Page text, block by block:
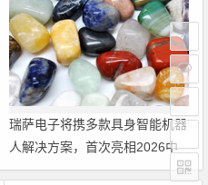
瑞萨电子将携多款具身智能机器
人解决方案，首次亮相2026中
国具身智能机器人产业大会